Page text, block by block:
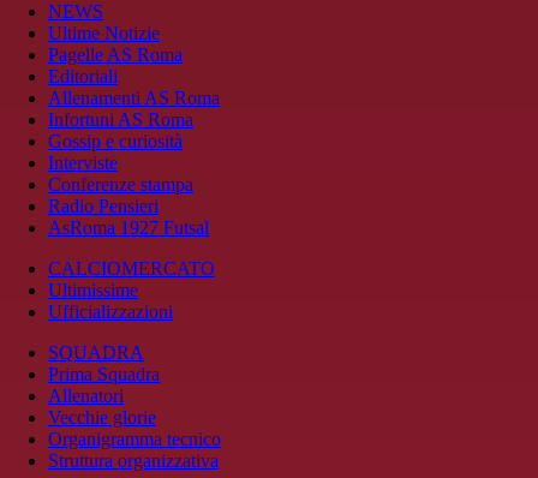
NEWS
Ultime Notizie
Pagelle AS Roma
Editoriali
Allenamenti AS Roma
Infortuni AS Roma
Gossip e curiosità
Interviste
Conferenze stampa
Radio Pensieri
AsRoma 1927 Futsal
CALCIOMERCATO
Ultimissime
Ufficializzazioni
SQUADRA
Prima Squadra
Allenatori
Vecchie glorie
Organigramma tecnico
Struttura organizzativa